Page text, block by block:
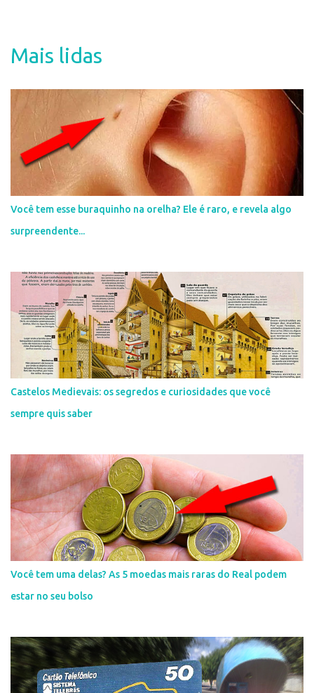
á
i
Mais lidas
Você tem esse buraquinho na orelha? Ele é raro, e revela algo
surpreendente...
Castelos Medievais: os segredos e curiosidades que você
sempre quis saber
Você tem uma delas? As 5 moedas mais raras do Real podem
estar no seu bolso